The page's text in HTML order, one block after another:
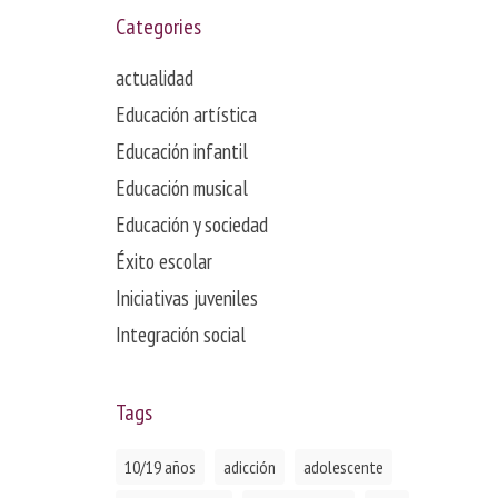
Categories
actualidad
Educación artística
Educación infantil
Educación musical
Educación y sociedad
Éxito escolar
Iniciativas juveniles
Integración social
Tags
10/19 años adicción
adolescente